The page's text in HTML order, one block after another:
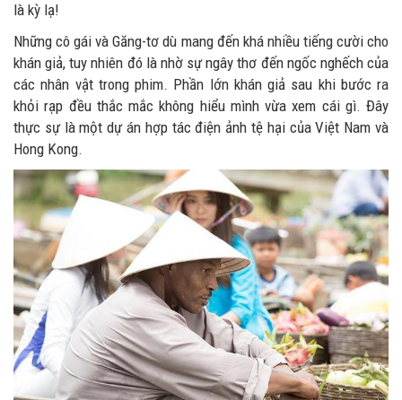
là kỳ lạ!
Những cô gái và Găng-tơ dù mang đến khá nhiều tiếng cười cho
khán giả, tuy nhiên đó là nhờ sự ngây thơ đến ngốc nghếch của
các nhân vật trong phim. Phần lớn khán giả sau khi bước ra
khỏi rạp đều thắc mắc không hiểu mình vừa xem cái gì. Đây
thực sự là một dự án hợp tác điện ảnh tệ hại của Việt Nam và
Hong Kong.